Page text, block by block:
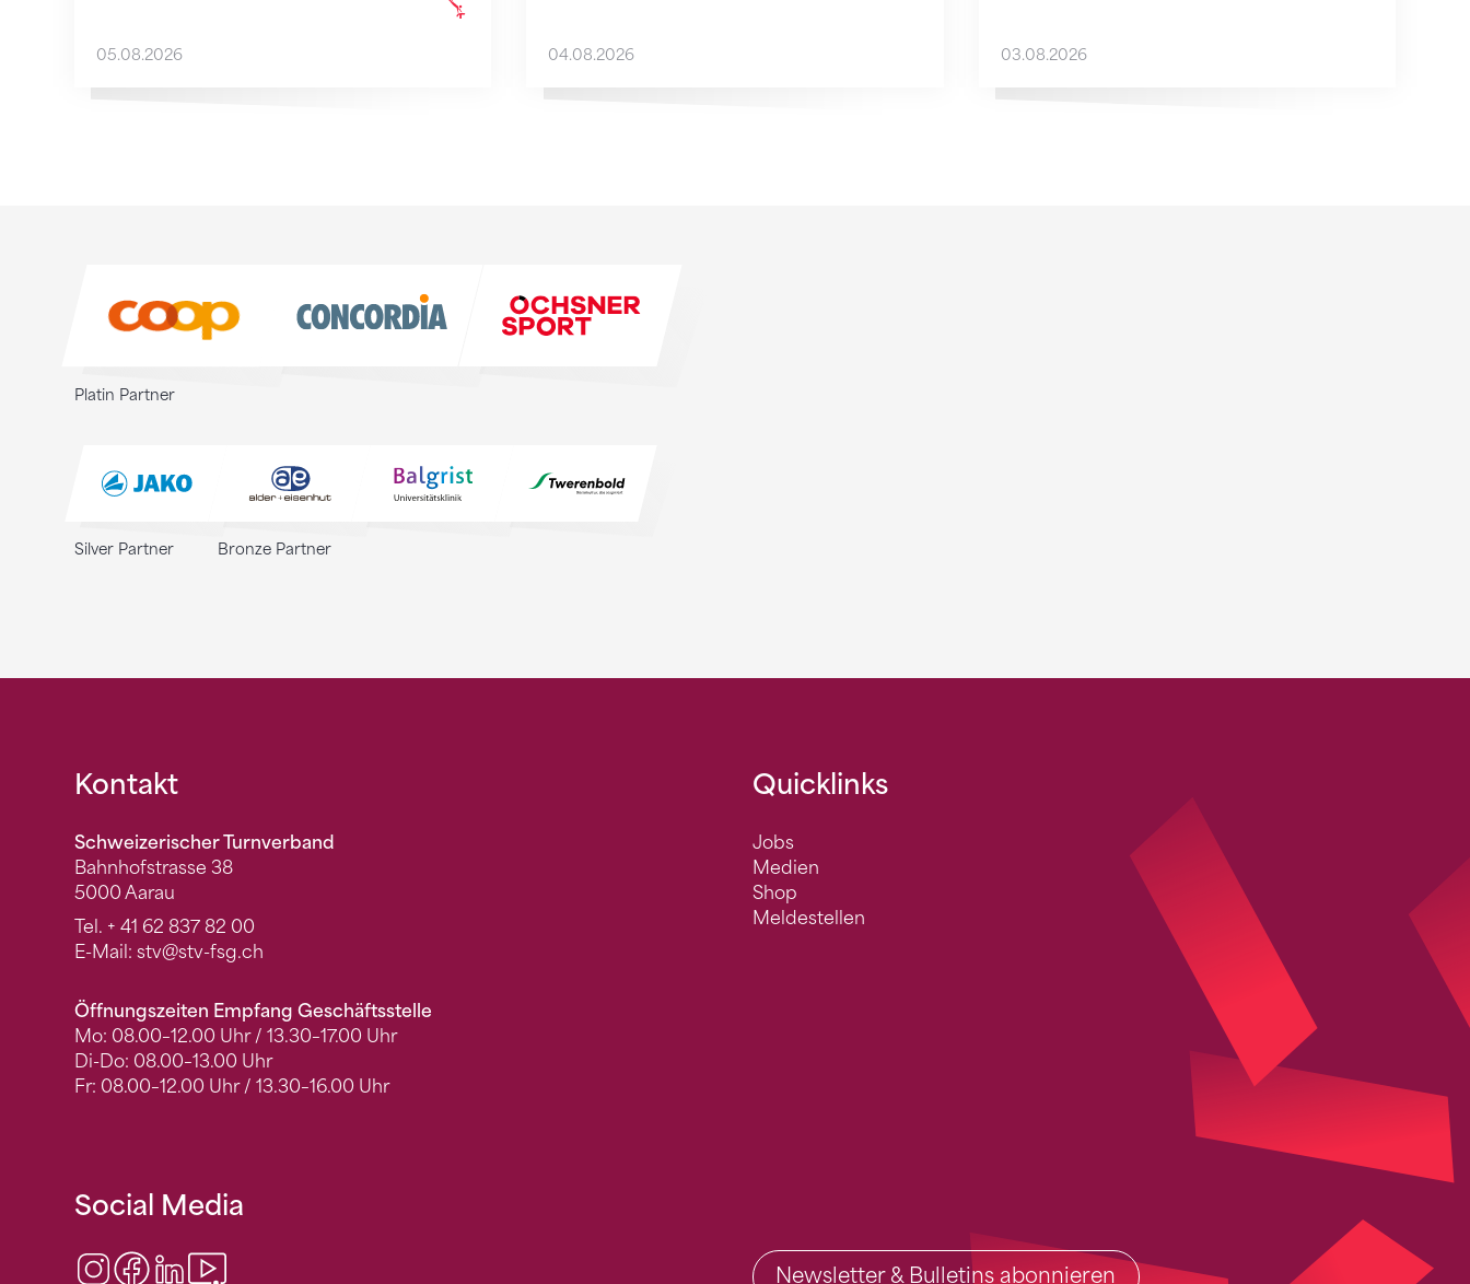
05.08.2026 04.08.2026 03.08.2026
Platin Partner
Silver Partner Bronze Partner
Fusszeile
Kontakt
Schweizerischer Turnverband
Bahnhofstrasse 38
5000 Aarau
Tel. + 41 62 837 82 00
E-Mail: stv@stv-fsg.ch
Öffnungszeiten Empfang Geschäftsstelle
Mo: 08.00–12.00 Uhr / 13.30–17.00 Uhr
Di-Do: 08.00–13.00 Uhr
Fr: 08.00–12.00 Uhr / 13.30–16.00 Uhr
Quicklinks
Jobs
Medien
Shop
Meldestellen
Social Media
Instagram
Facebook
LinkedIn Newsletter & Bulletins abonnieren